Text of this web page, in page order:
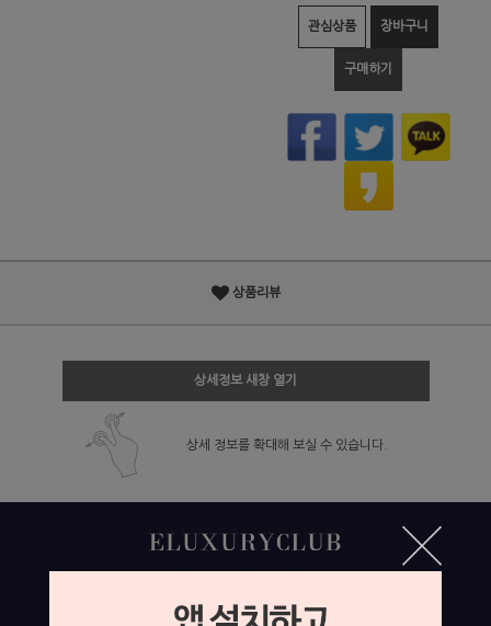
관심상품 장바구니
구매하기
상품리뷰
상세정보 새창 열기
상세 정보를 확대해 보실 수 있습니다.